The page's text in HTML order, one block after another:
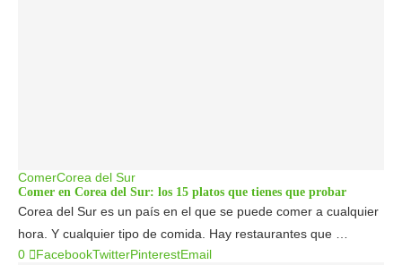
ComerCorea del Sur
Comer en Corea del Sur: los 15 platos que tienes que probar
Corea del Sur es un país en el que se puede comer a cualquier
hora. Y cualquier tipo de comida. Hay restaurantes que …
0
FacebookTwitterPinterestEmail